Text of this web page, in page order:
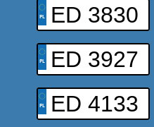
ED 3830
ED 3927
ED 4133